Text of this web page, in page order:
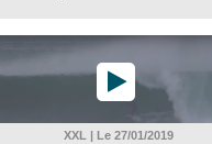
XXL | Le 27/01/2019